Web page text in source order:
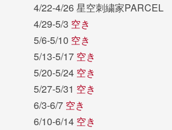
4/22-4/26 星空刺繍家PARCEL
4/29-5/3 空き
5/6-5/10 空き
5/13-5/17 空き
5/20-5/24 空き
5/27-5/31 空き
6/3-6/7 空き
6/10-6/14 空き